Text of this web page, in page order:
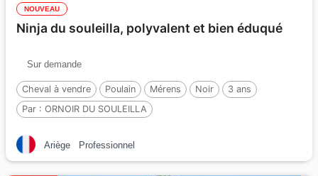
NOUVEAU
Ninja du souleilla, polyvalent et bien éduqué
Sur demande
Cheval à vendre Poulain Mérens Noir
3 ans
Par : ORNOIR DU SOULEILLA
Ariège Professionnel